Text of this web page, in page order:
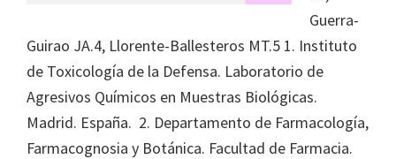
Guerra-
Guirao JA.4, Llorente-Ballesteros MT.5 1. Instituto
de Toxicología de la Defensa. Laboratorio de
Agresivos Químicos en Muestras Biológicas.
Madrid. España. 2. Departamento de Farmacología,
Farmacognosia y Botánica. Facultad de Farmacia.